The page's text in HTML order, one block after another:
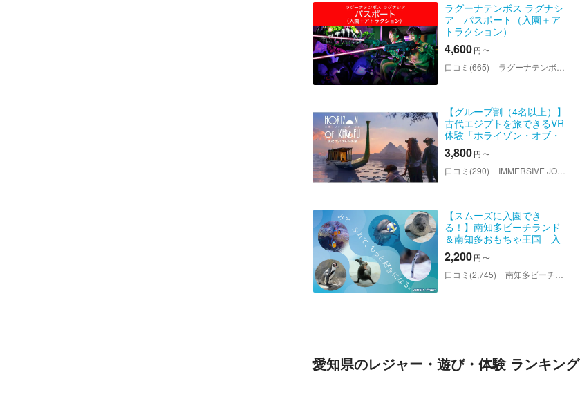
ラグーナテンボス ラグナシ
ア パスポート（入園＋ア
トラクション）
4,600円 〜
口コミ(665) ラグーナテンボス ラグナシア
【グループ割（4名以上）】
古代エジプトを旅できるVR
体験「ホライゾン・オブ・
クフ」（名古屋）
3,800円 〜
口コミ(290) IMMERSIVE JOURNEY イマーシブジャーニー名古屋
【スムーズに入園でき
る！】南知多ビーチランド
＆南知多おもちゃ王国 入
園券
2,200円 〜
口コミ(2,745) 南知多ビーチランド＆南知多おもちゃ王国
愛知県のレジャー・遊び・体験 ランキング